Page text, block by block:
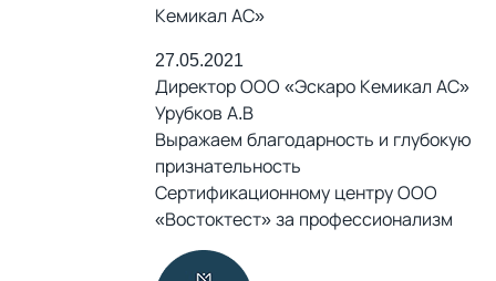
Кемикал АС»
27.05.2021
Директор ООО «Эскаро Кемикал АС»
Урубков А.В
Выражаем благодарность и глубокую
признательность
Сертификационному центру ООО
«Востоктест» за профессионализм